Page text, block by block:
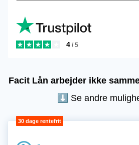
4 / 5
Facit Lån arbejder ikke
⬇︎ Se andre